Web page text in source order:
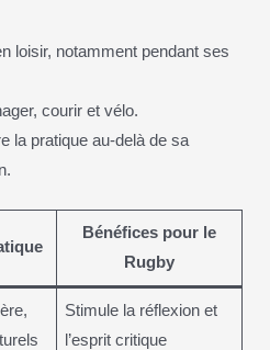
loisir, notamment pendant ses
courir et vélo.
la pratique au-delà de sa
Bénéfices pour le
Rugby
Stimule la réflexion et
l’esprit critique